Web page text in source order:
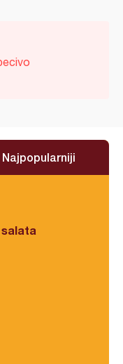
Najpopularniji